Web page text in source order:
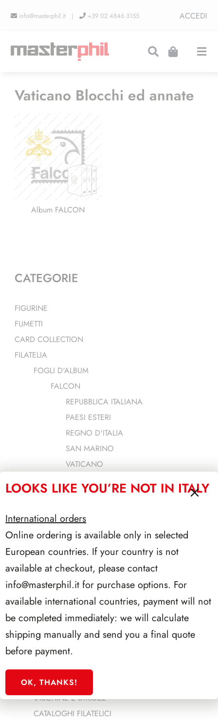
info@masterphil.it | +39 02 4846 3155 ACCEDI
LINEA COLLEZIONISMO
FIERE
CONTATTI
Vaticano Blocchi ed annate
Album FALCON
CATEGORIE
FIGURINE
FUMETTI
CARD COLLECTION
FILATELIA
FOGLI D'ALBUM
FALCON
REPUBBLICA ITALIANA
PAESI ESTERI
REGNO D'ITALIA
SAN MARINO
VATICANO
Vaticano Interi postali
Vaticano Quartine
FOGLI GENERICI 22 ANELLI
STEMMI ADESIVI
EURALBO
SFORZESCO
ACCESSORI FILATELICI
CLASSIFICATORI E PORTAFOGLI
ALBUM PER FOLDER
RACCOGLITORI 22 E 24 ANELLI
RACCOGLITORI E INSERTI GENERICI
RACCOGLITORI FILATELICI
TASCHINE E STRISCE
CATALOGHI FILATELICI
LOOKS LIKE YOU’RE NOT IN ITALY
International orders
Online ordering is available only in selected
European countries. If your country is not
available at checkout, please contact
info@masterphil.it for purchase options. For
available international countries, payment will not
be completed immediately: we will calculate
shipping manually and send you a final quote
before payment.
OK, THANKS!